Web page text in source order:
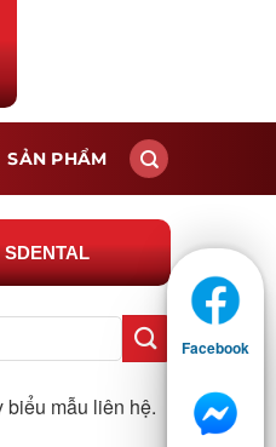
SẢN PHẨM
biểu mẫu liên hệ.
Facebook